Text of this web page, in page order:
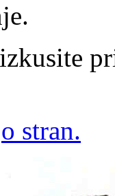
stran.